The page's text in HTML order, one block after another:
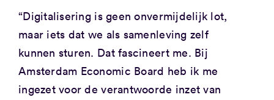
“Digitalisering is geen onvermijdelijk lot,
maar iets dat we als samenleving zelf
kunnen sturen. Dat fascineert me. Bij
Amsterdam Economic Board heb ik me
ingezet voor de verantwoorde inzet van